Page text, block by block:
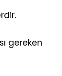
gereken